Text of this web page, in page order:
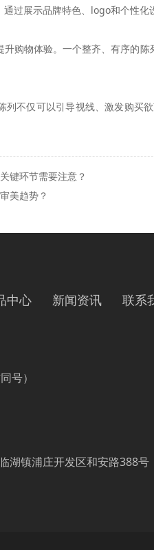
过展示品牌特色、logo和个性
购物体验。一个整齐、有序的
列不仅可以引导视线、激发购买
键环节需要注意？
美趋势？
中心 新闻资讯 联系
号）
湖镇浦庄开发区和安路388号